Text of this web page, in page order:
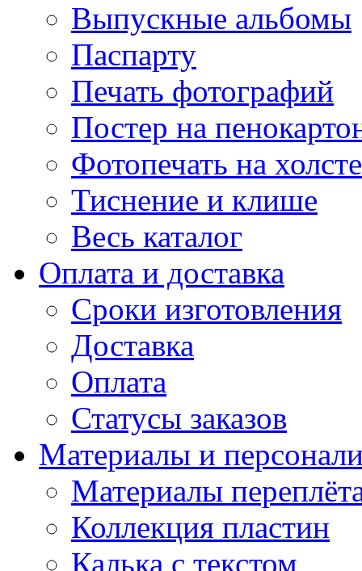
Выпускные альбомы
Паспарту
Печать фотографий
Постер на
Фотопечать на холсте
Тиснение и клише
Весь каталог
Оплата и доставка
Сроки изготовления
Доставка
Оплата
Статусы заказов
Материалы и
Материалы
Коллекция пластин
Калька с текстом